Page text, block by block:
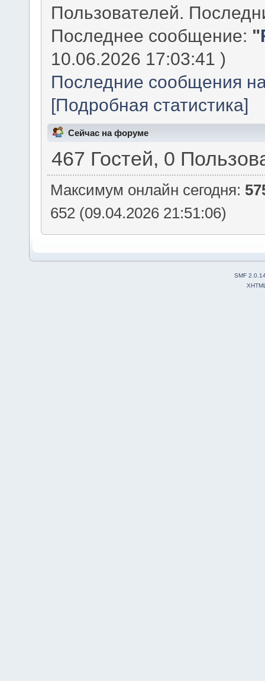
Пользователей.
Последнее сообщение: "
10.06.2026 17:03:41 )
Последние сообщения
[Подробная статистика]
Сейчас на форуме
467 Гостей, 0
Максимум онлайн сегодня:
652 (09.04.2026 21:51:06)
SMF